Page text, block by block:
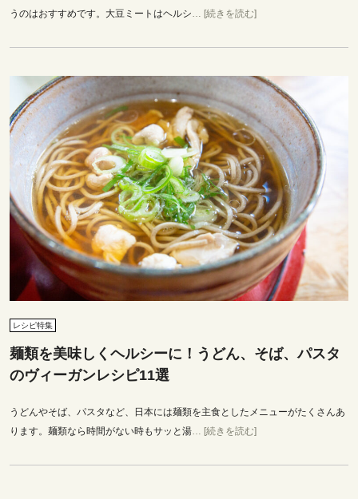
うのはおすすめです。大豆ミートはヘルシ … [続きを読む]
レシピ特集
麺類を美味しくヘルシーに！うどん、そば、パスタ
のヴィーガンレシピ11選
うどんやそば、パスタなど、日本には麺類を主食としたメニューがたくさんあ
ります。麺類なら時間がない時もサッと湯… [続きを読む]